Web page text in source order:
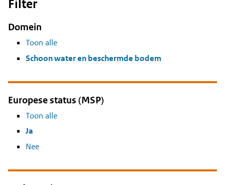
Filter
Domein
Toon alle
Schoon water en beschermde bodem
Europese status (MSP)
Toon alle
Ja
Nee